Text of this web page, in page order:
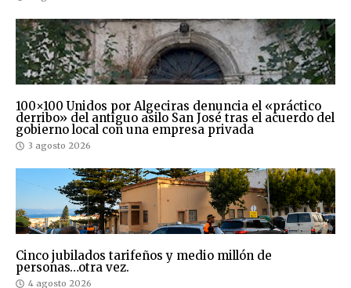
100×100 Unidos por Algeciras denuncia el «práctico
derribo» del antiguo asilo San José tras el acuerdo del
gobierno local con una empresa privada
3 agosto 2026
Cinco jubilados tarifeños y medio millón de
personas…otra vez.
4 agosto 2026